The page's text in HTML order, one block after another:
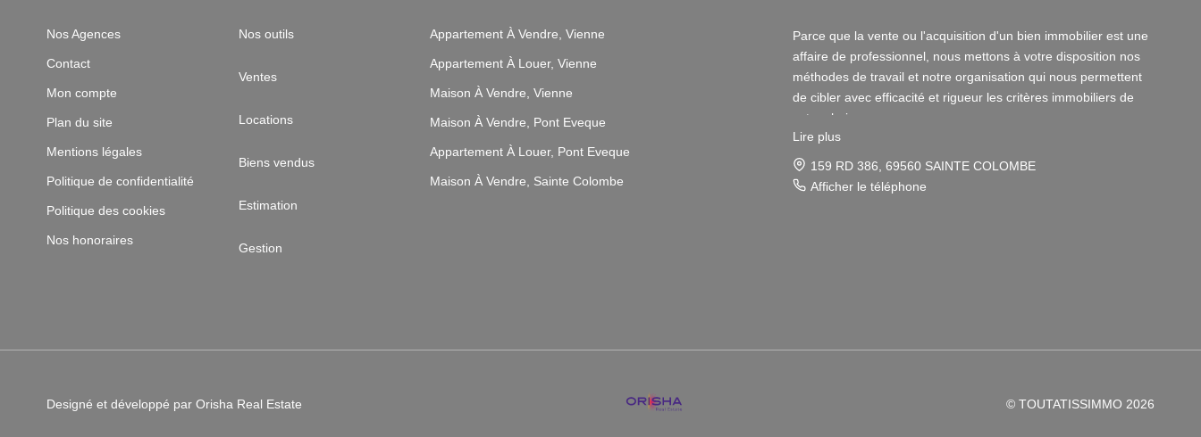
Nos Agences
Contact
Mon compte
Plan du site
Mentions légales
Politique de confidentialité
Politique des cookies
Nos honoraires
Nos outils
Ventes
Locations
Biens vendus
Estimation
Gestion
Appartement À Vendre, Vienne
Appartement À Louer, Vienne
Maison À Vendre, Vienne
Maison À Vendre, Pont Eveque
Appartement À Louer, Pont Eveque
Maison À Vendre, Sainte Colombe
Parce que la vente ou l'acquisition d'un bien immobilier est une
affaire de professionnel, nous mettons à votre disposition nos
méthodes de travail et notre organisation qui nous permettent
de cibler avec efficacité et rigueur les critères immobiliers de
votre choix.
Notre disponibilité et notre écoute au sein de nos agences
immobilières à Vienne et Sainte Colombe les Vienne, au Sud de
Lire plus
159 RD 386, 69560 SAINTE COLOMBE
Afficher le téléphone
Designé et développé par Orisha Real Estate © TOUTATISSIMMO 2026